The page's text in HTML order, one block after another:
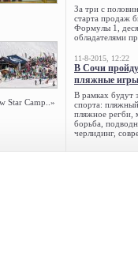
Star Camp..»
За три с
старта продаж
Формулы 1,
обладателями
11-8-2015, 12:22
В Сочи
пляжные игры
В рамках будут
спорта:
пляжное регби,
борьба,
черлидинг,